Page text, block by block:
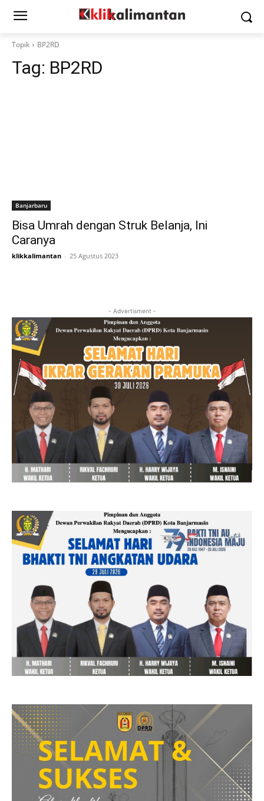
Topik BP2RD
Tag: BP2RD
Banjarbaru
Bisa Umrah dengan Struk Belanja, Ini
Caranya
klikkalimantan - 25 Agustus 2023
- Advertisment -